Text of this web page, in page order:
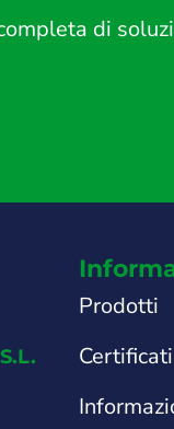
di
Prodotti
Certificati